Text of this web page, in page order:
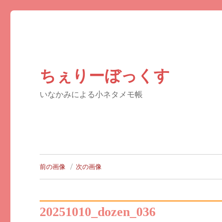
ちぇりーぼっくす
いなかみによる小ネタメモ帳
前の画像 次の画像
20251010_dozen_036